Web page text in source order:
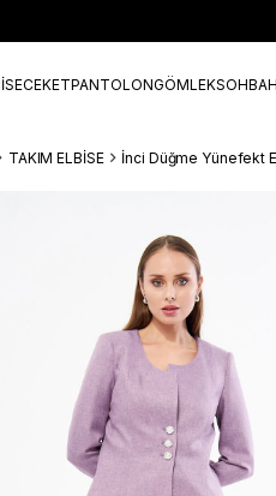
CEKETPANTOLONGÖMLEK
TAKIM ELBİSE İnci Düğme Yünefekt